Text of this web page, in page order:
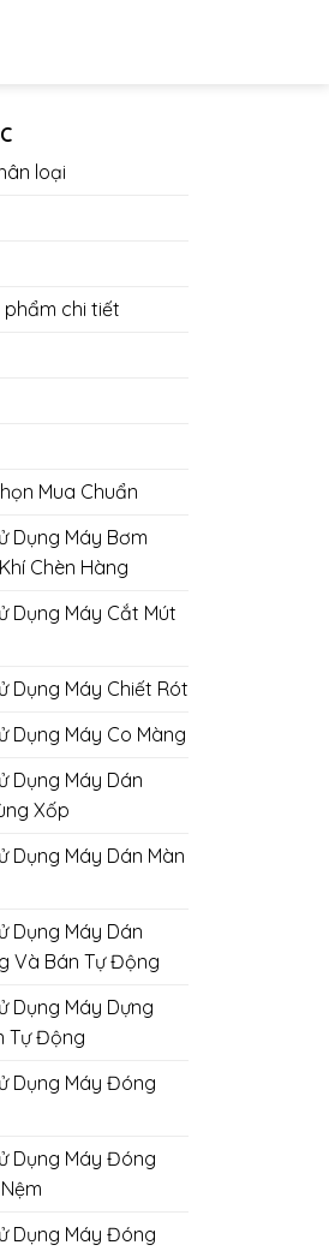
loại
chi tiết
Mua Chuẩn
Dụng Máy Bơm
Chèn Hàng
Dụng Máy Cắt Mút
Dụng Máy Chiết Rót
Dụng Máy Co Màng
Dụng Máy Dán
Xốp
Dụng Máy Dán Màn
Dụng Máy Dán
Và Bán Tự Động
Dụng Máy Dựng
Tự Động
Dụng Máy Đóng
Dụng Máy Đóng
Dụng Máy Đóng